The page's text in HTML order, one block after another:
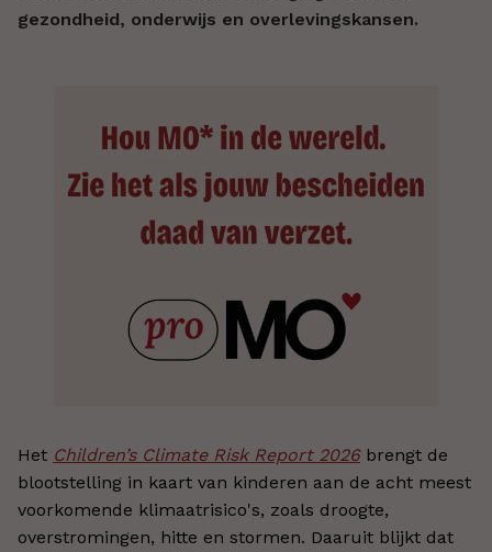
gezondheid, onderwijs en overlevingskansen.
Het Children’s Climate Risk Report 2026brengt de
blootstelling in kaart van kinderen aan de acht meest
voorkomende klimaatrisico's, zoals droogte,
overstromingen, hitte en stormen. Daaruit blijkt dat